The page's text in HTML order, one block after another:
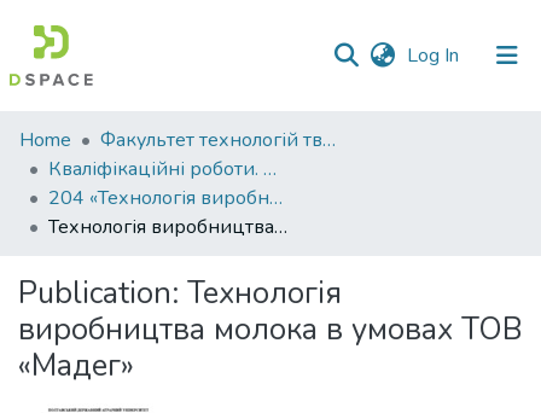
Log In (current)
Communities
&
Collections
Statistics
Home
Факультет технологій тваринництва та продовольства
Кваліфікаційні роботи. Факультет технологій тваринництва та продовольства
204 «Технологія виробництва і переробки продукції тваринництва» - Бакалаври 2021-2022
Технологія виробництва молока в умовах ТОВ «Мадег»
Publication: Технологія
виробництва молока в умовах ТОВ
«Мадег»